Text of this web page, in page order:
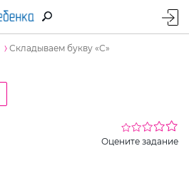
Складываем букву «С»
Оцените задание